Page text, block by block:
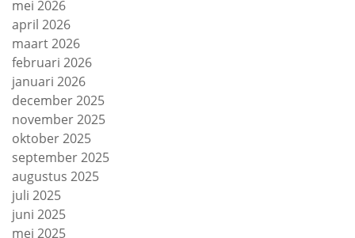
mei 2026
april 2026
maart 2026
februari 2026
januari 2026
december 2025
november 2025
oktober 2025
september 2025
augustus 2025
juli 2025
juni 2025
mei 2025